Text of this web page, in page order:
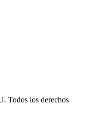
Todos los derechos